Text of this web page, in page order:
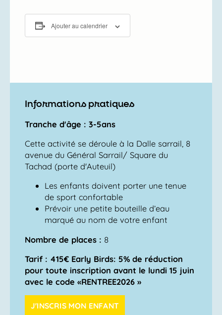
Ajouter au calendrier
Informations pratiques
Tranche d'âge : 3-5ans
Cette activité se déroule à la Dalle sarrail, 8
avenue du Général Sarrail/ Square du
Tachad (porte d'Auteuil)
Les enfants doivent porter une tenue
de sport confortable
Prévoir une petite bouteille d’eau
marqué au nom de votre enfant
Nombre de places : 8
Tarif : 415€ Early Birds: 5% de réduction
pour toute inscription avant le lundi 15 juin
avec le code «RENTREE2026 »
J'INSCRIS MON ENFANT